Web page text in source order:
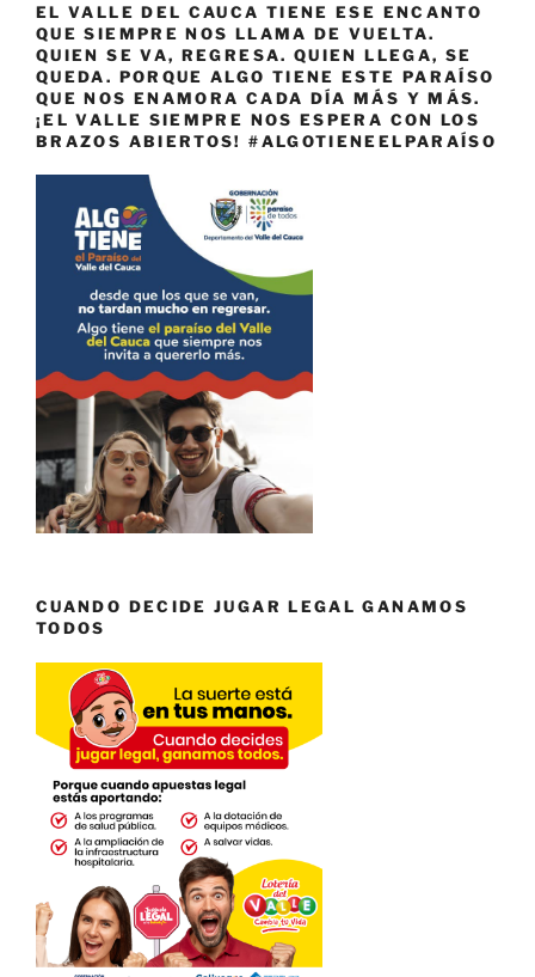
EL VALLE DEL CAUCA TIENE ESE ENCANTO
QUE SIEMPRE NOS LLAMA DE VUELTA.
QUIEN SE VA, REGRESA. QUIEN LLEGA, SE
QUEDA. PORQUE ALGO TIENE ESTE PARAÍSO
QUE NOS ENAMORA CADA DÍA MÁS Y MÁS.
¡EL VALLE SIEMPRE NOS ESPERA CON LOS
BRAZOS ABIERTOS! #ALGOTIENEELPARAÍSO
CUANDO DECIDE JUGAR LEGAL GANAMOS
TODOS